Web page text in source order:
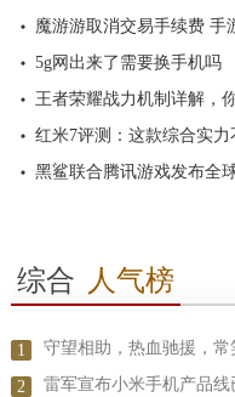
魔游游取消交易手续费 手
5g网出来了需要换手机吗
王者荣耀战力机制详解，
红米7评测：这款综合实
黑鲨联合腾讯游戏发布全
综合 人气榜
1 守望相助，热血驰援，常
2 雷军宣布小米手机产品线